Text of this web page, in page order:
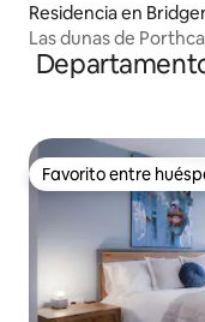
Residencia en
Las dunas de
Favorito entre
Favorito entre